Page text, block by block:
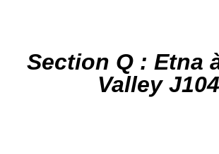
Section Q : Etna
Valley J104